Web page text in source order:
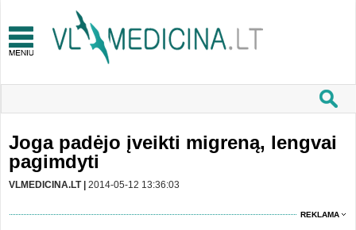
Joga padėjo įveikti migreną, lengvai
pagimdyti
VLMEDICINA.LT | 2014-05-12 13:36:03
REKLAMA